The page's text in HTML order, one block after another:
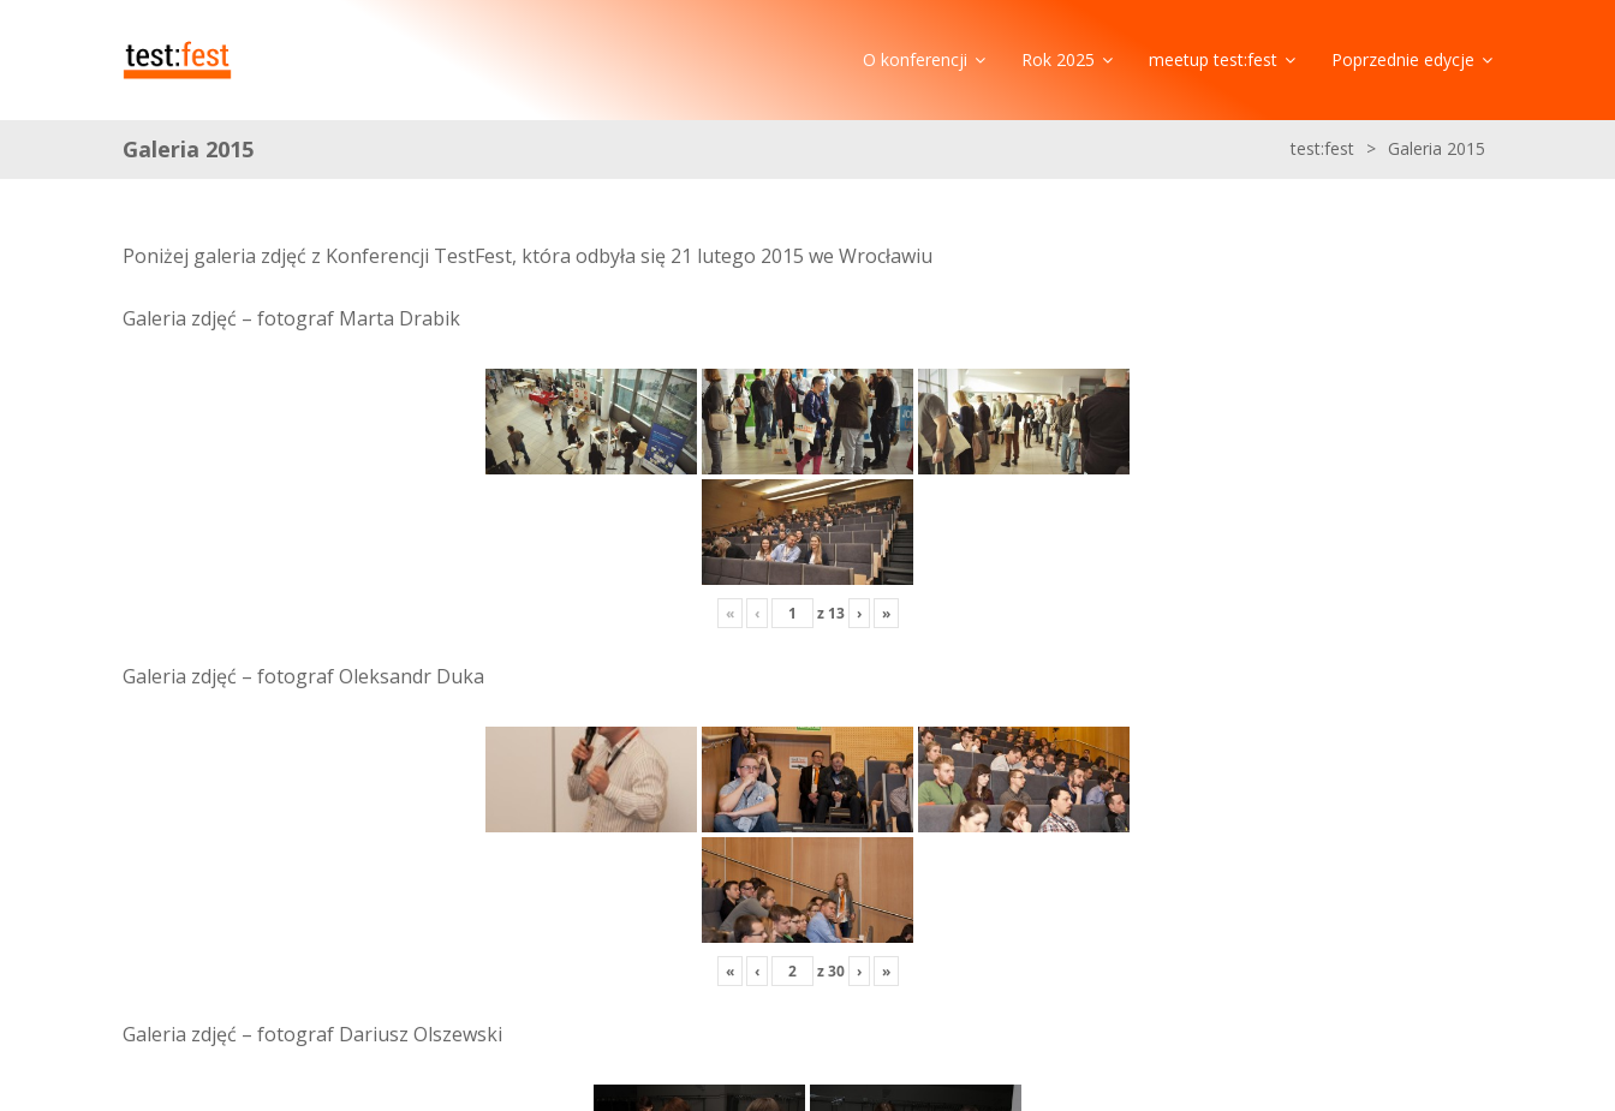
O konferencji Rok 2025 meetup test:fest Poprzednie edycje
Galeria 2015 test:fest > Galeria 2015
Poniżej galeria zdjęć z Konferencji TestFest, która odbyła się 21 lutego 2015 we Wrocławiu
Galeria zdjęć – fotograf Marta Drabik
« ‹ z 13 › »
Galeria zdjęć – fotograf Oleksandr Duka
« ‹ z30 › »
Galeria zdjęć – fotograf Dariusz Olszewski